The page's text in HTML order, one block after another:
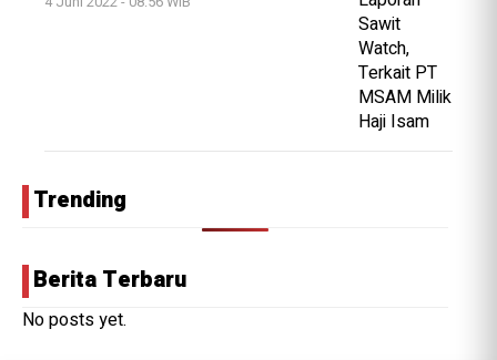
Trending
Berita Terbaru
No posts yet.